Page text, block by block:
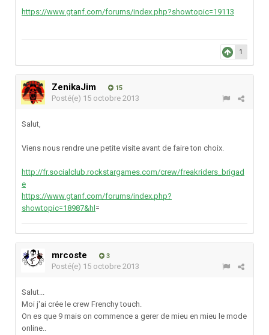
https://www.gtanf.com/forums/index.php?showtopic=19113
1
ZenikaJim 15
Posté(e) 15 octobre 2013
Salut,
Viens nous rendre une petite visite avant de faire ton choix.
http://fr.socialclub.rockstargames.com/crew/freakriders_brigad
e
https://www.gtanf.com/forums/index.php?
showtopic=18987&hl =
mrcoste 3
Posté(e) 15 octobre 2013
Salut...
Moi j'ai crée le crew Frenchy touch.
On es que 9 mais on commence a gerer de mieu en mieu le mode
online..